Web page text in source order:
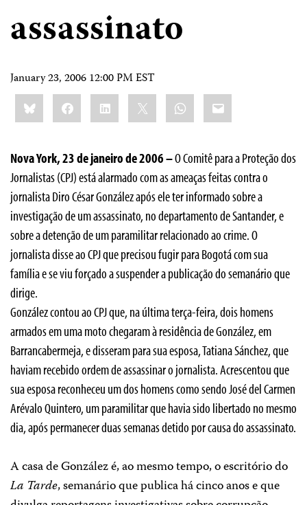
assassinato
January 23, 2006 12:00 PM EST
Share
this:BlueskyFacebookLinkedIn WhatsApp
Email
Nova York, 23 de janeiro de 2006 –O Comitê para a Proteção dos
Jornalistas (CPJ) está alarmado com as ameaças feitas contra o
jornalista Diro César González após ele ter informado sobre a
investigação de um assassinato, no departamento de Santander, e
sobre a detenção de um paramilitar relacionado ao crime. O
jornalista disse ao CPJ que precisou fugir para Bogotá com sua
família e se viu forçado a suspender a publicação do semanário que
dirige.
González contou ao CPJ que, na última terça-feira, dois homens
armados em uma moto chegaram à residência de González, em
Barrancabermeja, e disseram para sua esposa, Tatiana Sánchez, que
haviam recebido ordem de assassinar o jornalista. Acrescentou que
sua esposa reconheceu um dos homens como sendo José del Carmen
Arévalo Quintero, um paramilitar que havia sido libertado no mesmo
dia, após permanecer duas semanas detido por causa do assassinato.
A casa de González é, ao mesmo tempo, o escritório do
La Tarde, semanário que publica há cinco anos e que